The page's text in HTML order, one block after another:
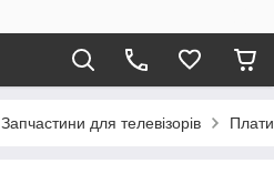
Запчастини для телевізорів